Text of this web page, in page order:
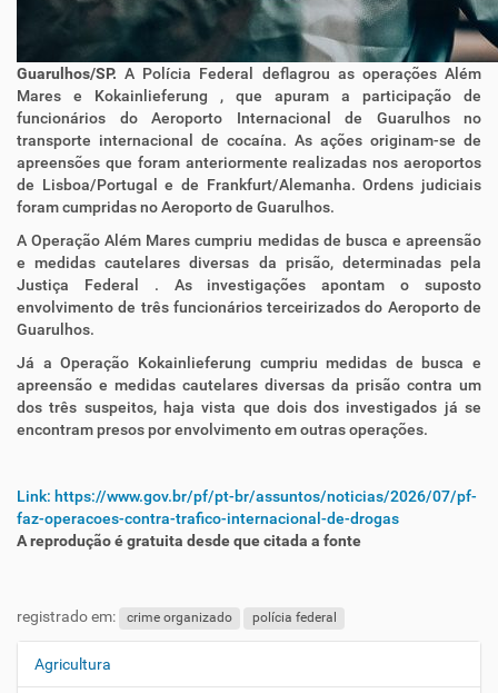
Guarulhos/SP.A Polícia Federal deflagrou as operações Além
Mares e Kokainlieferung , que apuram a participação de
funcionários do Aeroporto Internacional de Guarulhos no
transporte internacional de cocaína. As ações originam-se de
apreensões que foram anteriormente realizadas nos aeroportos
de Lisboa/Portugal e de Frankfurt/Alemanha. Ordens judiciais
foram cumpridas no Aeroporto de Guarulhos.
A Operação Além Mares cumpriu medidas de busca e apreensão
e medidas cautelares diversas da prisão, determinadas pela
Justiça Federal . As investigações apontam o suposto
envolvimento de três funcionários terceirizados do Aeroporto de
Guarulhos.
Já a Operação Kokainlieferung cumpriumedidas de busca e
apreensão e medidas cautelares diversas da prisão contra um
dos três suspeitos, haja vista que dois dos investigados já se
encontram presos por envolvimento em outras operações.
Link: https://www.gov.br/pf/pt-br/assuntos/noticias/2026/07/pf-
faz-operacoes-contra-trafico-internacional-de-drogas
A reprodução é gratuita desde que citada a fonte
registrado em: crime organizado polícia federal
N
Agricultura